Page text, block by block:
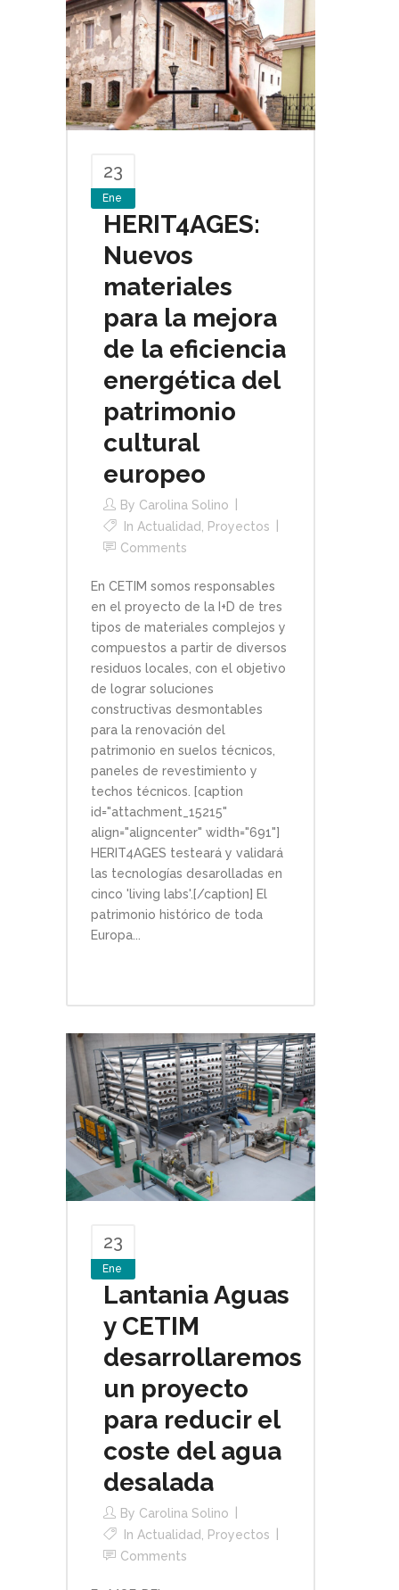
23
Ene
HERIT4AGES:
Nuevos
materiales
para la mejora
de la eficiencia
energética del
patrimonio
cultural
europeo
By Carolina Solino
In Actualidad, Proyectos
Comments
En CETIM somos responsables
en el proyecto de la I+D de tres
tipos de materiales complejos y
compuestos a partir de diversos
residuos locales, con el objetivo
de lograr soluciones
constructivas desmontables
para la renovación del
patrimonio en suelos técnicos,
paneles de revestimiento y
techos técnicos. [caption
id="attachment_15215"
align="aligncenter" width="691"]
HERIT4AGES testeará y validará
las tecnologías desarolladas en
cinco 'living labs'.[/caption] El
patrimonio histórico de toda
Europa...
23
Ene
Lantania Aguas
y CETIM
desarrollaremos
un proyecto
para reducir el
coste del agua
desalada
By Carolina Solino
In Actualidad
Proyectos
Comments